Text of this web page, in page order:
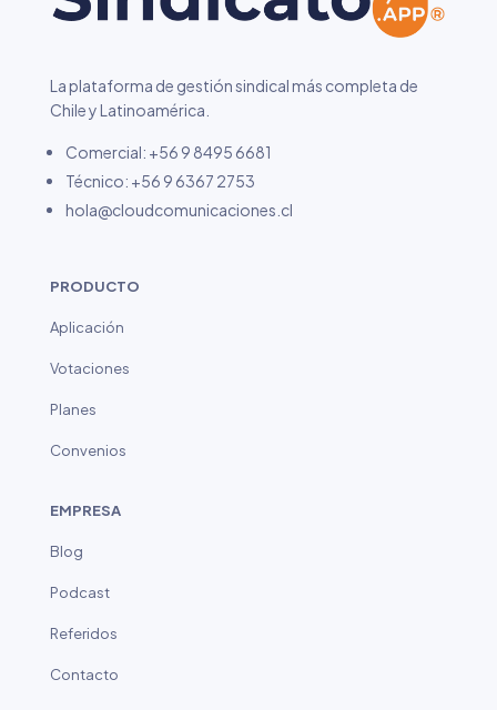
La plataforma de gestión sindical más completa de
Chile y Latinoamérica.
Comercial: +56 9 8495 6681
Técnico: +56 9 6367 2753
hola@cloudcomunicaciones.cl
PRODUCTO
Aplicación
Votaciones
Planes
Convenios
EMPRESA
Blog
Podcast
Referidos
Contacto